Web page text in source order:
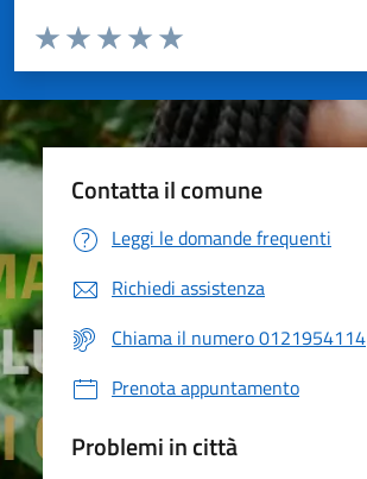
Valuta da 1 a 5 stelle la pagina
Valuta 5 stelle su 5
Valuta 4 stelle su 5
Valuta 3 stelle su 5
Valuta 2 stelle su 5
Valuta 1 stelle su 5
Contatta il comune
Leggi le domande frequenti
Richiedi assistenza
Chiama il numero 0121954114
Prenota appuntamento
Problemi in città